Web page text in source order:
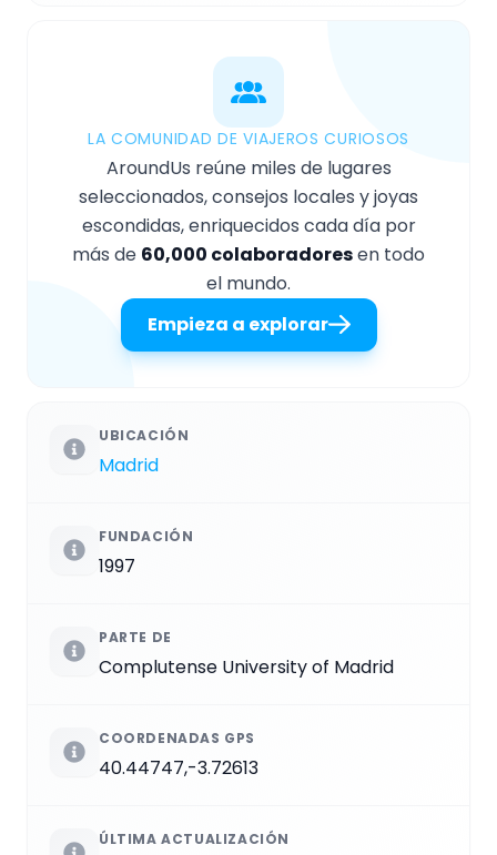
LA COMUNIDAD DE VIAJEROS CURIOSOS
AroundUs reúne miles de lugares
seleccionados, consejos locales y joyas
escondidas, enriquecidos cada día por
más de 60,000 colaboradoresen todo
el mundo.
Empieza a explorar
UBICACIÓN
Madrid
FUNDACIÓN
1997
PARTE DE
Complutense University of Madrid
COORDENADAS GPS
40.44747,-3.72613
ÚLTIMA ACTUALIZACIÓN